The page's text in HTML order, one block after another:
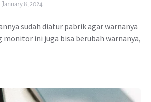
January 8, 2024
sudah diatur pabrik agar warnanya
monitor ini juga bisa berubah warnanya,